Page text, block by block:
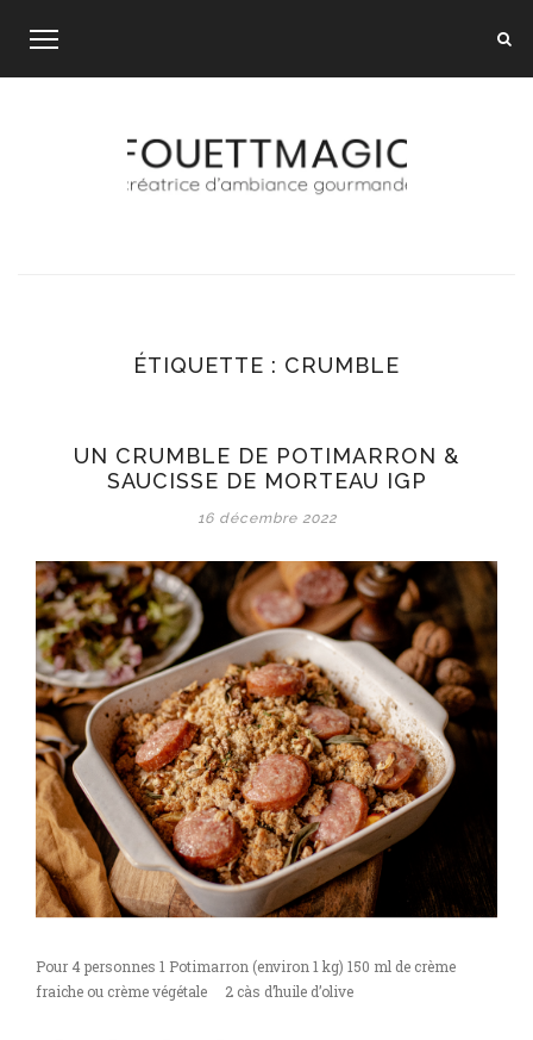
ÉTIQUETTE : CRUMBLE
UN CRUMBLE DE POTIMARRON &
SAUCISSE DE MORTEAU IGP
16 décembre 2022
Pour 4 personnes 1 Potimarron (environ 1 kg) 150 ml de crème
fraiche ou crème végétale 2 càs d’huile d’olive